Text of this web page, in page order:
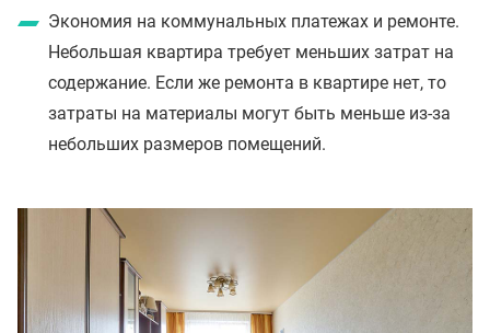
Экономия на коммунальных платежах и ремонте.
Небольшая квартира требует меньших затрат на
содержание. Если же ремонта в квартире нет, то
затраты на материалы могут быть меньше из-за
небольших размеров помещений.